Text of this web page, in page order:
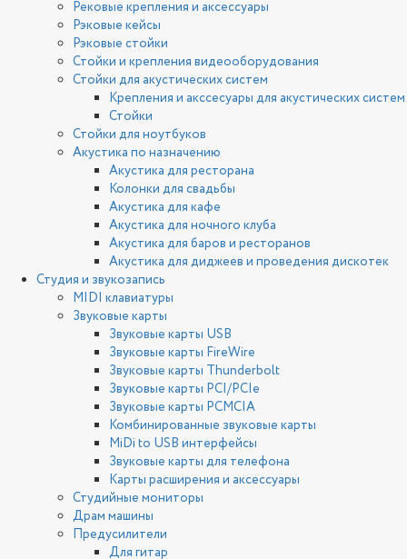
Рековые крепления и аксессуары
Рэковые кейсы
Рэковые стойки
Стойки и крепления видеооборудования
Стойки для акустических систем
Крепления и акссесуары для акустических систем
Стойки
Стойки для ноутбуков
Акустика по назначению
Акустика для ресторана
Колонки для свадьбы
Акустика для кафе
Акустика для ночного клуба
Акустика для баров и ресторанов
Акустика для диджеев и проведения дискотек
Студия и звукозапись
MIDI клавиатуры
Звуковые карты
Звуковые карты USB
Звуковые карты FireWire
Звуковые карты Thunderbolt
Звуковые карты PCI/PCIe
Звуковые карты PCMCIA
Комбинированные звуковые карты
MiDi to USB интерфейсы
Звуковые карты для телефона
Карты расширения и аксессуары
Студийные мониторы
Драм машины
Предусилители
Для гитар